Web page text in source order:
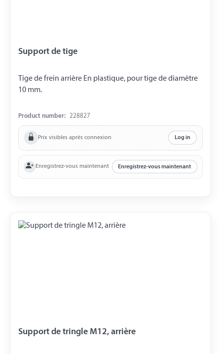
Support de tige
Tige de frein arrière En plastique, pour tige de diamètre
10 mm.
Product number: 228827
Prix visibles après connexion Log in
Enregistrez-vous maintenant Enregistrez-vous maintenant
Support de tringle M12, arrière